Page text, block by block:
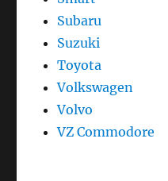
Subaru
Suzuki
Toyota
Volkswagen
Volvo
VZ Commodore